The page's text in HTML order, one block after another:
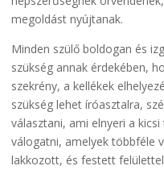
megoldást nyújtanak.
Minden szülő boldogan és
szükség annak érdekében,
szekrény, a kellékek
szükség lehet íróasztalra,
választani, ami elnyeri a
válogatni, amelyek többféle
lakkozott, és festett